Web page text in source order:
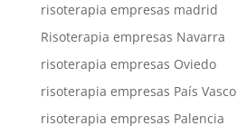
risoterapia empresas madrid
Risoterapia empresas Navarra
risoterapia empresas Oviedo
risoterapia empresas País Vasco
risoterapia empresas Palencia